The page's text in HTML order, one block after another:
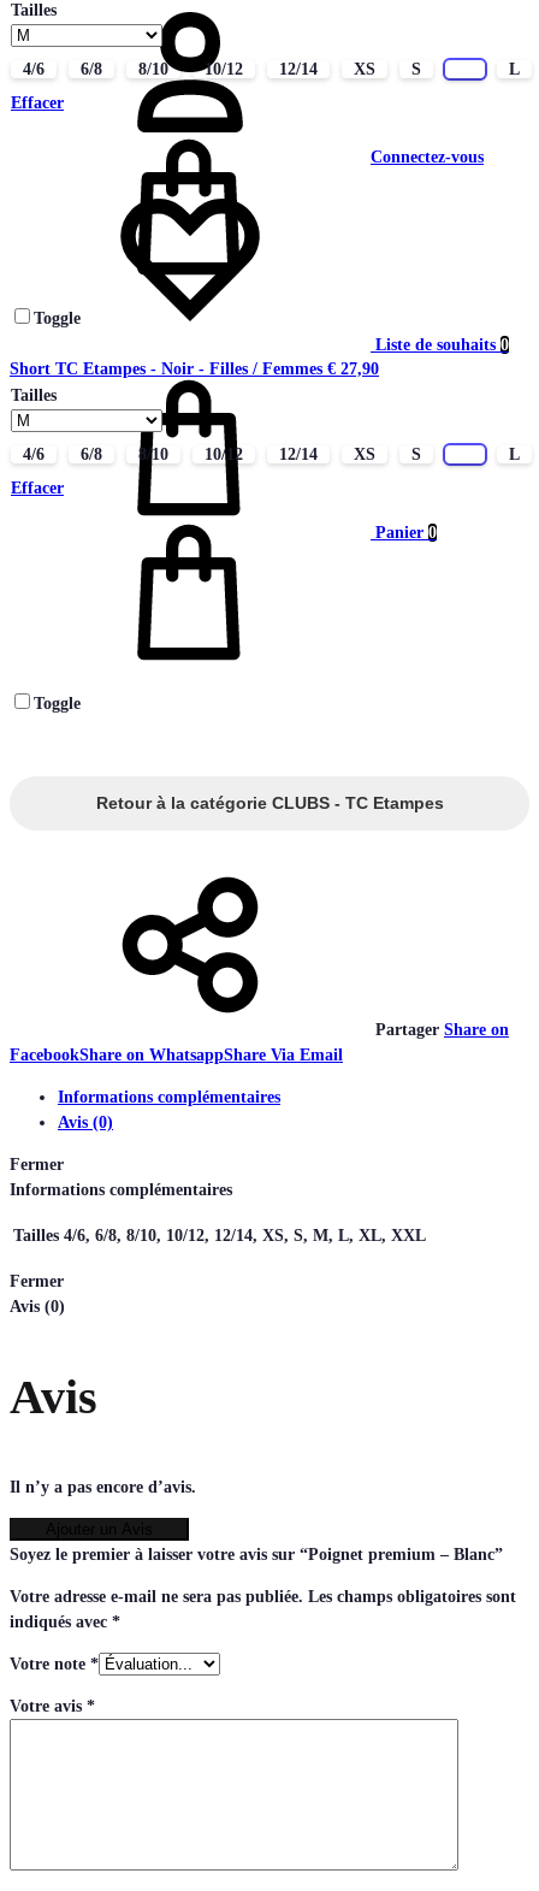
Connectez-vous
Liste de souhaits 0
Panier 0
Tailles
4/6 6/8 8/10 10/12 12/14 XS S
L
Effacer
Toggle
Short TC Etampes - Noir - Filles / Femmes € 27,90
Tailles
4/6 6/8 8/10 10/12 12/14 XS S
L
Effacer
Toggle
Retour à la catégorie CLUBS - TC Etampes
Partager Share on
FacebookShare on WhatsappShare Via Email
Informations complémentaires
Avis (0)
Fermer
Informations complémentaires
Tailles 4/6, 6/8, 8/10, 10/12, 12/14, XS, S, M, L, XL, XXL
Fermer
Avis (0)
Avis
Il n’y a pas encore d’avis.
Soyez le premier à laisser votre avis sur “Poignet premium – Blanc”
Votre adresse e-mail ne sera pas publiée. Les champs obligatoires sont
indiqués avec *
Votre note *
Votre avis *